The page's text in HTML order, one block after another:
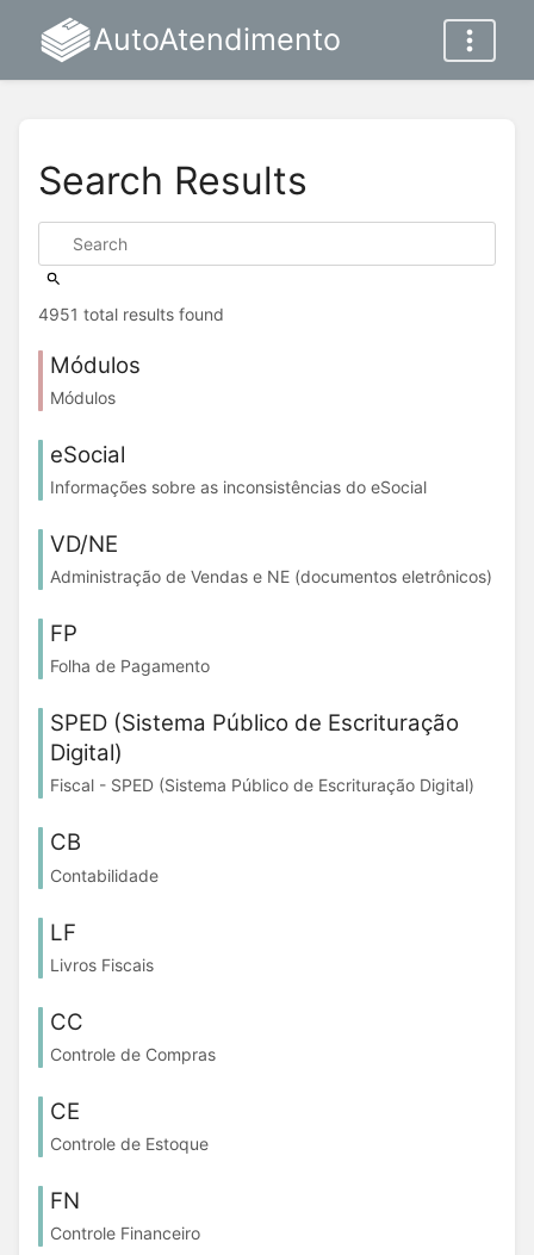
AutoAtendimento
Search Results
4951 total results found
Módulos
Módulos
eSocial
Informações sobre as inconsistências do eSocial
VD/NE
Administração de Vendas e NE (documentos eletrônicos)
FP
Folha de Pagamento
SPED (Sistema Público de Escrituração
Digital)
Fiscal - SPED (Sistema Público de Escrituração Digital)
CB
Contabilidade
LF
Livros Fiscais
CC
Controle de Compras
CE
Controle de Estoque
FN
Controle Financeiro